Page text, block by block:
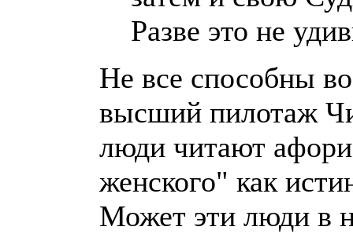
Разве это не
Не все способны
высший пилотаж
люди читают
женского" как
Может эти люди в